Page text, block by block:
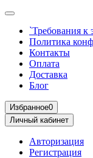
`Требования к
Политика
Контакты
Оплата
Доставка
Блог
Избранное0
Личный кабинет
Авторизация
Регистрация